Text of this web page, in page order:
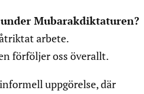
Mubarakdiktaturen?
arbete.
förföljer oss överallt.
uppgörelse, där